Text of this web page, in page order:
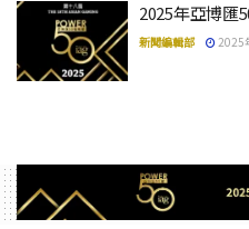
2025年亞博匯
新聞編輯部 2025